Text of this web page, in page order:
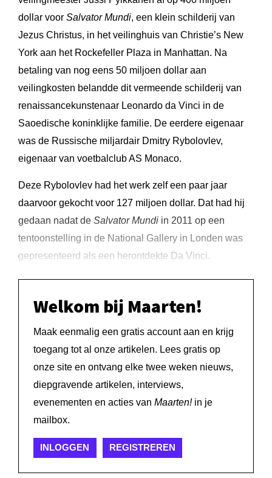
dollar voor Salvator Mundi, een klein schilderij van
Jezus Christus, in het veilinghuis van Christie’s New
York aan het Rockefeller Plaza in Manhattan. Na
betaling van nog eens 50 miljoen dollar aan
veilingkosten belandde dit vermeende schilderij van
renaissancekunstenaar Leonardo da Vinci in de
Saoedische koninklijke familie. De eerdere eigenaar
was de Russische miljardair Dmitry Rybolovlev,
eigenaar van voetbalclub AS Monaco.
Deze Rybolovlev had het werk zelf een paar jaar
daarvoor gekocht voor 127 miljoen dollar. Dat had hij
gedaan nadat de Salvator Mundi in 2011 op een
tentoonstelling in de National Gallery in Londen was
gepresenteerd als een herontdekte Da Vinci.
Welkom bij Maarten!
Maak eenmalig een gratis account aan en krijg
toegang tot al onze artikelen. Lees gratis op
onze site en ontvang elke twee weken nieuws,
diepgravende artikelen, interviews,
evenementen en acties van Maarten!in je
mailbox.
INLOGGEN REGISTREREN